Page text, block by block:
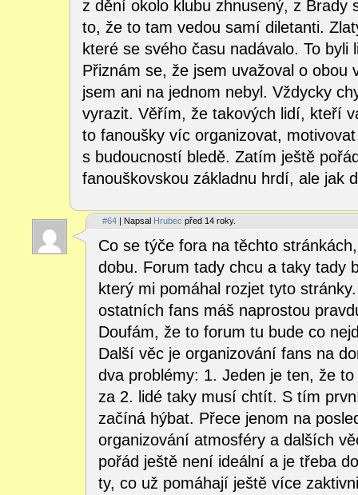
z dění okolo klubu zhnusený, z Brady
to, že to tam vedou samí diletanti.
které se svého času nadávalo. To
Přiznám se, že jsem uvažoval o obou
jsem ani na jednom nebyl. Vždycky
vyrazit. Věřím, že takových lidí, kteří
to fanoušky víc organizovat,
s budoucností bledě. Zatím ještě
fanouškovskou základnu hrdí, ale jak
#64 | Napsal Hrubec před 14 roky.
Co se týče fora na těchto
dobu. Forum tady chcu a taky tady
který mi pomáhal rozjet tyto
ostatních fans máš naprostou
Doufám, že to forum tu bude co
Další věc je organizování fans na
dva problémy: 1. Jeden je ten, že
za 2. lidé taky musí chtít. S tím
začíná hýbat. Přece jenom na
organizování atmosféry a dalších
pořád ještě není ideální a je třeba
ty, co už pomáhají ještě více